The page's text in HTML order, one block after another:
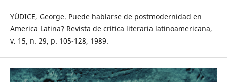
YÚDICE, George. Puede hablarse de postmodernidad en
America Latina? Revista de crítica literaria latinoamericana,
v. 15, n. 29, p. 105-128, 1989.